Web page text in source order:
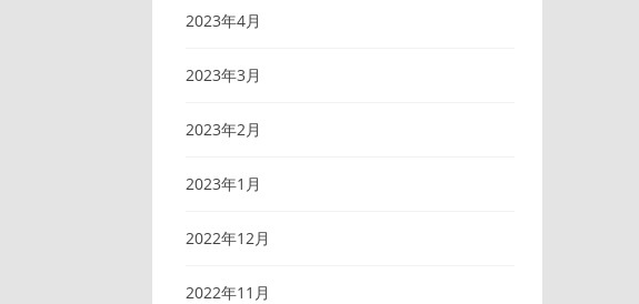
2023年4月
2023年3月
2023年2月
2023年1月
2022年12月
2022年11月